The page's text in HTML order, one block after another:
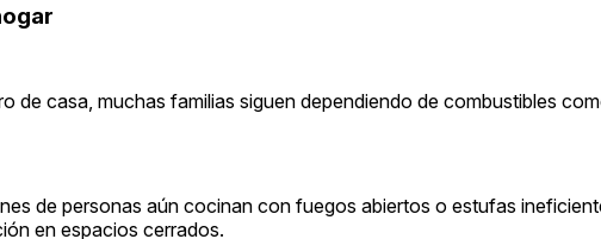
de casa, muchas familias siguen dependiendo de combustibles
de personas aún cocinan con fuegos abiertos o estufas
en espacios cerrados.